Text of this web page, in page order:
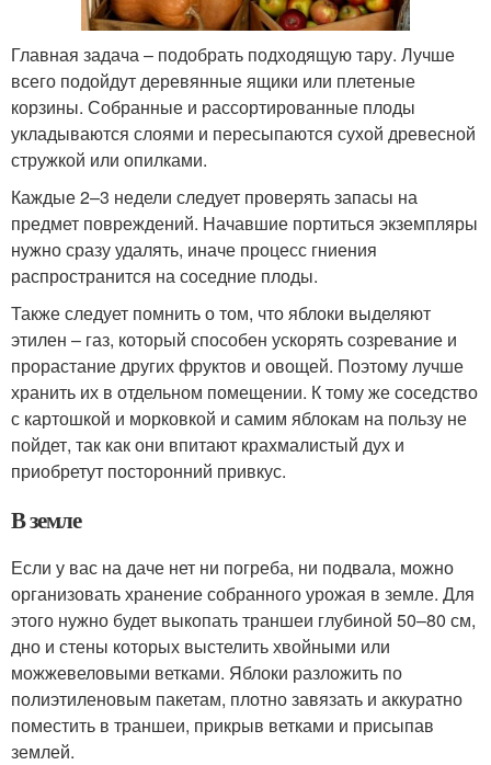
Главная задача – подобрать подходящую тару. Лучше
всего подойдут деревянные ящики или плетеные
корзины. Собранные и рассортированные плоды
укладываются слоями и пересыпаются сухой древесной
стружкой или опилками.
Каждые 2–3 недели следует проверять запасы на
предмет повреждений. Начавшие портиться экземпляры
нужно сразу удалять, иначе процесс гниения
распространится на соседние плоды.
Также следует помнить о том, что яблоки выделяют
этилен – газ, который способен ускорять созревание и
прорастание других фруктов и овощей. Поэтому лучше
хранить их в отдельном помещении. К тому же соседство
с картошкой и морковкой и самим яблокам на пользу не
пойдет, так как они впитают крахмалистый дух и
приобретут посторонний привкус.
В земле
Если у вас на даче нет ни погреба, ни подвала, можно
организовать хранение собранного урожая в земле. Для
этого нужно будет выкопать траншеи глубиной 50–80 см,
дно и стены которых выстелить хвойными или
можжевеловыми ветками. Яблоки разложить по
полиэтиленовым пакетам, плотно завязать и аккуратно
поместить в траншеи, прикрыв ветками и присыпав
землей.